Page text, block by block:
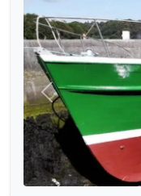
Edellinen